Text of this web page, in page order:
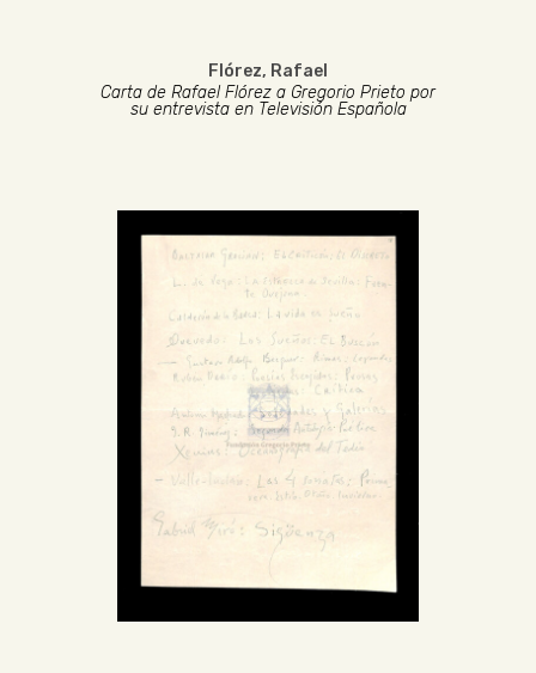
Flórez, Rafael
Carta de Rafael Flórez a Gregorio Prieto por
su entrevista en Televisión Española